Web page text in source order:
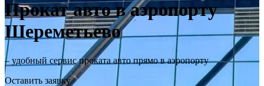
Прокат авто в аэропорту
Шереметьево
– удобный сервис проката авто прямо в аэропорту
Оставить заявку